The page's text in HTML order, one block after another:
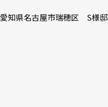
愛知県名古屋市瑞穂区 S様邸